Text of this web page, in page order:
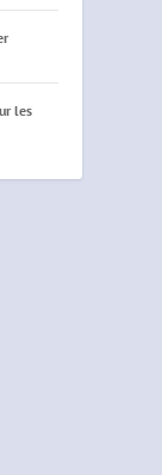
les